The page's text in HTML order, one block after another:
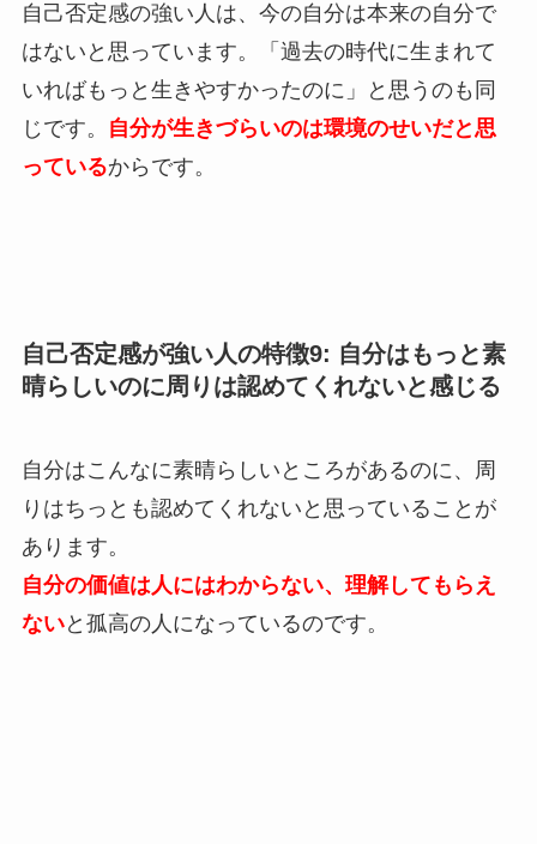
自己否定感の強い人は、今の自分は本来の自分で
はないと思っています。「過去の時代に生まれて
いればもっと生きやすかったのに」と思うのも同
じです。
自分が生きづらいのは環境のせいだと思
っているからです。
自己否定感が強い人の特徴9: 自分はもっと素
晴らしいのに周りは認めてくれないと感じる
自分はこんなに素晴らしいところがあるのに、周
りはちっとも認めてくれないと思っていることが
あります。
自分の価値は人にはわからない、理解してもらえ
ないと孤高の人になっているのです。